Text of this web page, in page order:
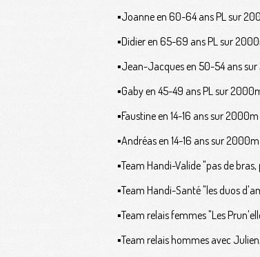
▪️Joanne en 60-64 ans PL sur
▪️Didier en 65-69 ans PL sur
▪️Jean-Jacques en 50-54 ans sur
▪️Gaby en 45-49 ans PL sur
▪️Faustine en 14-16 ans sur
▪️Andréas en 14-16 ans sur
▪️Team Handi-Valide "pas de
▪️Team Handi-Santé "les duos
▪️Team relais femmes "Les
▪️Team relais hommes avec